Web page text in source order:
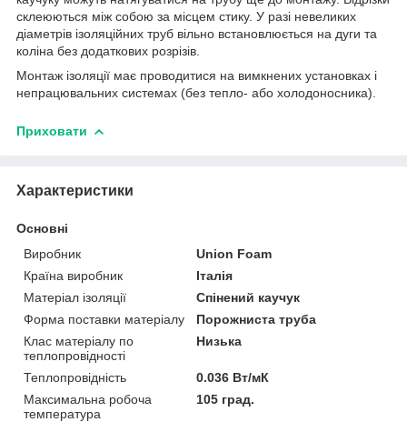
склеюються між собою за місцем стику. У разі невеликих
діаметрів ізоляційних труб вільно встановлюється на дуги та
коліна без додаткових розрізів.
Монтаж ізоляції має проводитися на вимкнених установках і
непрацювальних системах (без тепло- або холодоносника).
Приховати
Характеристики
Основні
Виробник
Union Foam
Країна виробник
Італія
Матеріал ізоляції
Спінений каучук
Форма поставки матеріалу
Порожниста труба
Клас матеріалу по
теплопровідності
Низька
Теплопровідність
0.036 Вт/мК
Максимальна робоча
температура
105 град.